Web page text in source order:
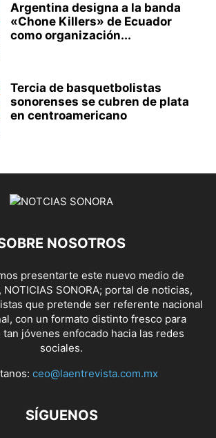
Argentina designa a la banda
«Chone Killers» de Ecuador
como organización...
Tercia de basquetbolistas
sonorenses se cubren de plata
en centroamericano
NOSOTROS
presentarte este nuevo medio de
SONORA; portal de noticias,
que pretende ser referente nacional
con un formato distinto fresco para
jóvenes enfocado hacia las redes
sociales.
ceo@laentrevista.com.mx
SÍGUENOS